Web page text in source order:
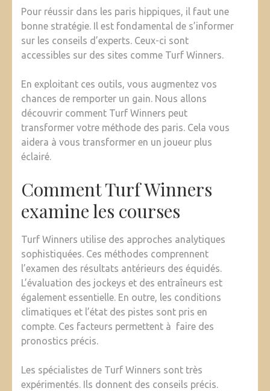
Pour réussir dans les paris hippiques, il faut une
bonne stratégie. Il est fondamental de s’informer
sur les conseils d’experts. Ceux-ci sont
accessibles sur des sites comme Turf Winners.
En exploitant ces outils, vous augmentez vos
chances de remporter un gain. Nous allons
découvrir comment Turf Winners peut
transformer votre méthode des paris. Cela vous
aidera à vous transformer en un joueur plus
éclairé.
Comment Turf Winners
examine les courses
Turf Winners utilise des approches analytiques
sophistiquées. Ces méthodes comprennent
l’examen des résultats antérieurs des équidés.
L’évaluation des jockeys et des entraîneurs est
également essentielle. En outre, les conditions
climatiques et l’état des pistes sont pris en
compte. Ces facteurs permettent à faire des
pronostics précis.
Les spécialistes de Turf Winners sont très
expérimentés. Ils donnent des conseils précis.